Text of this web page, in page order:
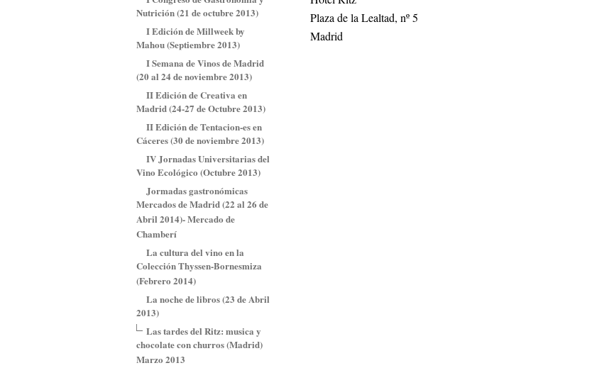
Nutrición (21 de octubre 2013)
I Edición de Millweek by
Mahou (Septiembre 2013)
I Semana de Vinos de Madrid
(20 al 24 de noviembre 2013)
II Edición de Creativa en
Madrid (24-27 de Octubre 2013)
II Edición de Tentacion-es en
Cáceres (30 de noviembre 2013)
IV Jornadas Universitarias del
Vino Ecológico (Octubre 2013)
Jormadas gastronómicas
Mercados de Madrid (22 al 26 de
Abril 2014)- Mercado de
Chamberí
La cultura del vino en la
Colección Thyssen-Bornesmiza
(Febrero 2014)
La noche de libros (23 de Abril
2013)
Las tardes del Ritz: musica y
chocolate con churros (Madrid)
Marzo 2013
Plaza de la Lealtad, nº 5
Madrid